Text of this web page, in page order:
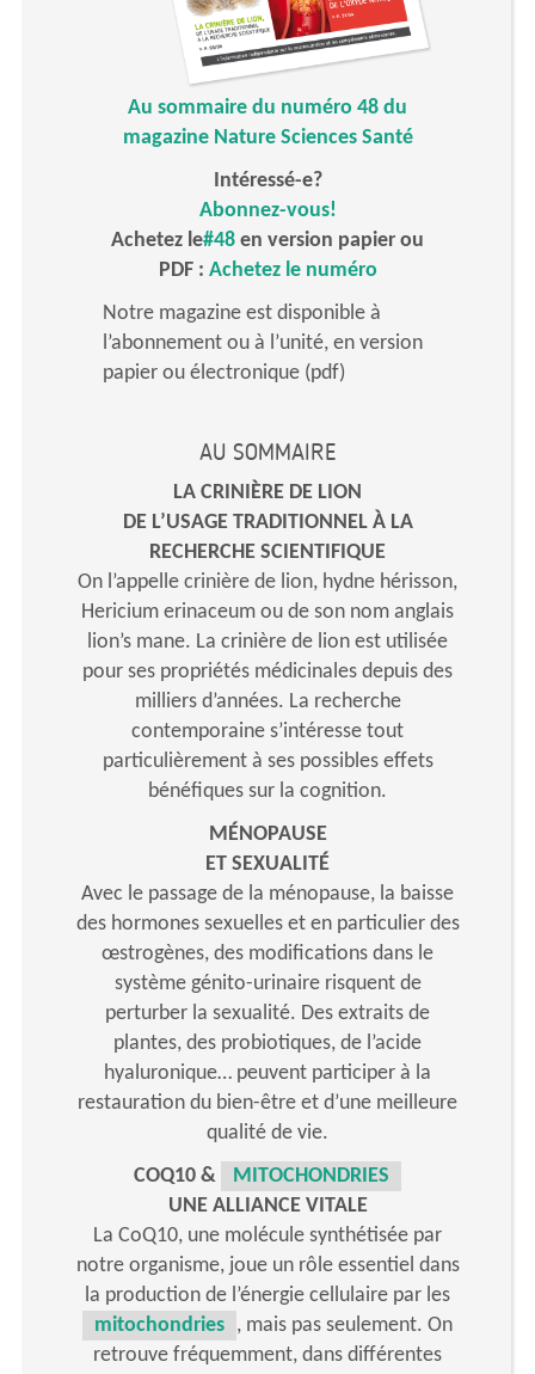
Au sommaire du numéro 48 du
magazine Nature Sciences Santé
Intéressé-e?
Abonnez-vous!
Achetez le#48 en version papier ou
PDF : Achetez le numéro
Notre magazine est disponible à
l’abonnement ou à l’unité, en version
papier ou électronique (pdf)
AU SOMMAIRE
LA CRINIÈRE DE LION
DE L’USAGE TRADITIONNEL À LA
RECHERCHE SCIENTIFIQUE
On l’appelle crinière de lion, hydne hérisson,
Hericium erinaceum ou de son nom anglais
lion’s mane. La crinière de lion est utilisée
pour ses propriétés médicinales depuis des
milliers d’années. La recherche
contemporaine s’intéresse tout
particulièrement à ses possibles effets
bénéfiques sur la cognition.
MÉNOPAUSE
ET SEXUALITÉ
Avec le passage de la ménopause, la baisse
des hormones sexuelles et en particulier des
œstrogènes, des modifications dans le
système génito-urinaire risquent de
perturber la sexualité. Des extraits de
plantes, des probiotiques, de l’acide
hyaluronique… peuvent participer à la
restauration du bien-être et d’une meilleure
qualité de vie.
COQ10 &
MITOCHONDRIES
UNE ALLIANCE VITALE
La CoQ10, une molécule synthétisée par
notre organisme, joue un rôle essentiel dans
la production de l’énergie cellulaire par les
mitochondries , mais pas seulement. On
retrouve fréquemment, dans différentes